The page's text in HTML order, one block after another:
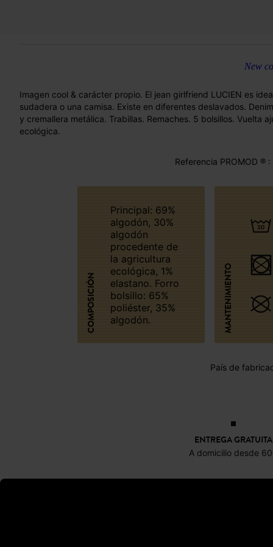
New
Imagen cool & carácter propio. El jean girlfriend LUCIEN es
sudadera o una camisa. Existe en diferentes deslavados.
y cremallera metálica. Trabillas. Remaches. 5 bolsillos. Vuelta
ecológica.
Referencia PROMOD
COMPOSICIÓN
Principal: 69%
algodón, 30%
algodón
procedente de
la agricultura
ecológica, 1%
elastano. Forro
bolsillo: 65%
poliéster, 35%
algodón.
MANTENIMIENTO
País de
ENTREGA GRATUITA
A domicilio desde